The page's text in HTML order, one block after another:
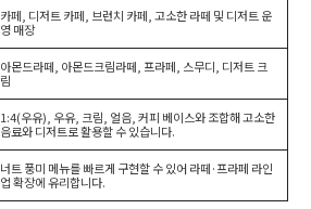
카페, 디저트 카페, 브런치 카페, 고소한 라떼 및 디저트 운
영 매장
아몬드라떼, 아몬드크림라떼, 프라페, 스무디, 디저트 크
림
1:4(우유), 우유, 크림, 얼음, 커피 베이스와 조합해 고소한
음료와 디저트로 활용할 수 있습니다.
너트 풍미 메뉴를 빠르게 구현할 수 있어 라떼·프라페 라인
업 확장에 유리합니다.